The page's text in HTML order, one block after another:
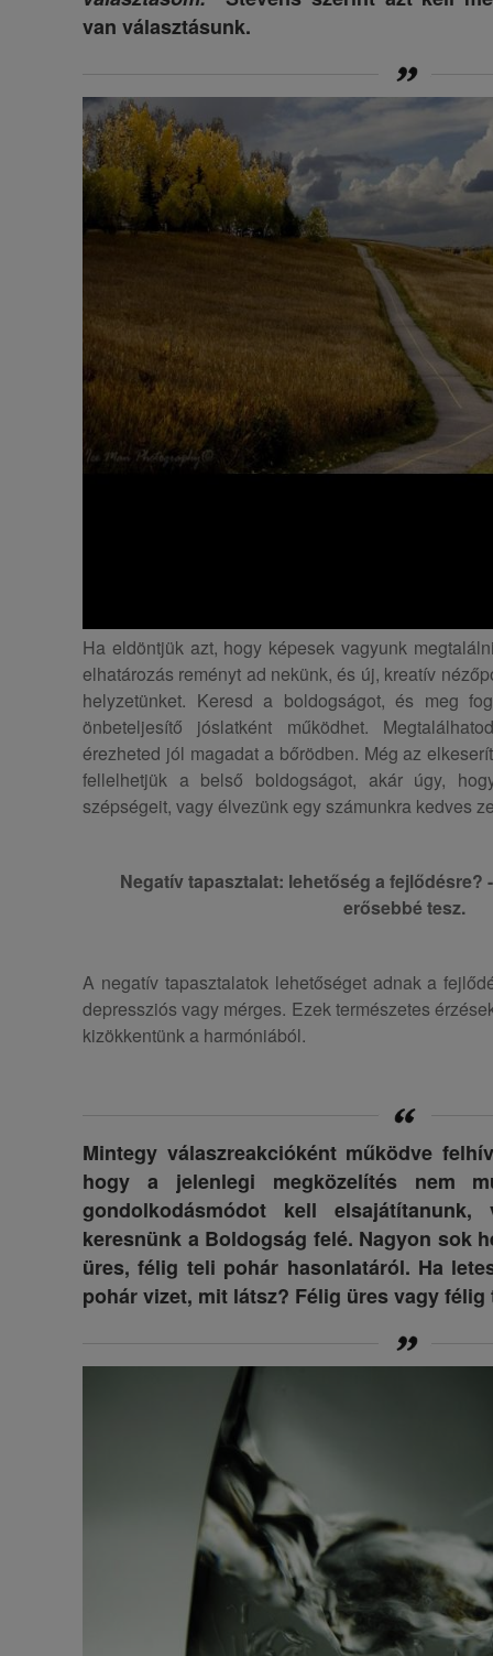
van választásunk.
Ha eldöntjük azt, hogy képesek vagyunk
elhatározás reményt ad nekünk, és új, kreatív
helyzetünket. Keresd a boldogságot, és meg
önbeteljesítő jóslatként működhet.
érezheted jól magadat a bőrödben. Még az
fellelhetjük a belső boldogságot, akár úgy,
szépségeit, vagy élvezünk egy számunkra kedves
Negatív tapasztalat: lehetőség a fejlődésre?
erősebbé tesz.
A negatív tapasztalatok lehetőséget adnak a
depressziós vagy mérges. Ezek természetes
kizökkentünk a harmóniából.
Mintegy válaszreakcióként működve
hogy a jelenlegi megközelítés nem
gondolkodásmódot kell
keresnünk a Boldogság felé. Nagyon sok
üres, félig teli pohár hasonlatáról. Ha
pohár vizet, mit látsz? Félig üres vagy félig